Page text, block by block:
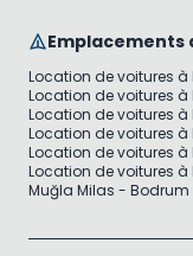
Emplacements
Location de voitures
Location de voitures à
Location de voitures à
Location de voitures à
Location de voitures à
Location de voitures à
Muğla Milas - Bodrum